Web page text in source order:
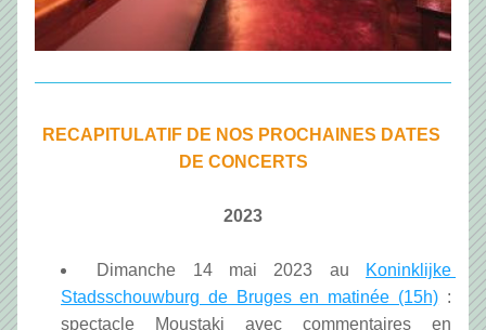
RECAPITULATIF DE NOS PROCHAINES DATES
DE CONCERTS
2023
Dimanche 14 mai 2023 au
Koninklijke
Stadsschouwburg de Bruges en matinée (15h) :
spectacle Moustaki avec commentaires en